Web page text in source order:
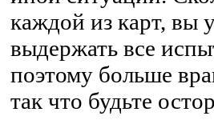
каждой из карт, вы
выдержать все
поэтому больше
так что будьте